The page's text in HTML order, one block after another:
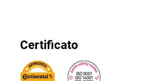
Certificato